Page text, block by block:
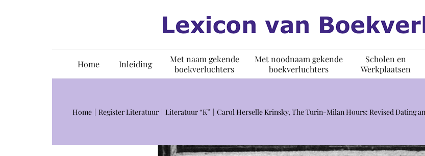
Home Inleiding
Met naam gekende
boekverluchters
Met noodnaam gekende
boekverluchters
Scholen en
Werkplaatsen
Home Register Literatuur Literatuur “K” Carol Herselle Krinsky, The Turin-Milan Hours: Revised Dating